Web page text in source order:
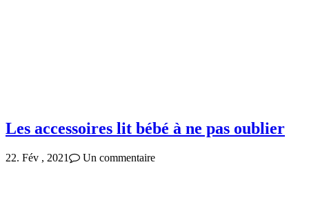
Les accessoires lit bébé à ne pas oublier
22. Fév , 2021 Un commentaire